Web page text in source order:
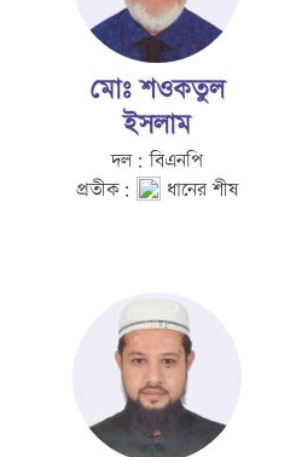
মোঃ শওকতুল
ইসলাম
দল: বিএনপি
প্রতীক:
ধানের শীষ